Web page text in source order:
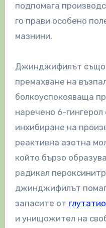
подпомага
го прави особено
мазнини.
Джинджифилът също
премахване на
болкоуспокояваща
наречено 6-
инхибиране на
реактивна азотна
който бързо
радикал
джинджифилът
запасите от
и унищожител на